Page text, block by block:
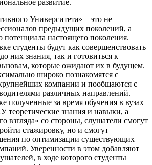
развитие.
Университета» – это не
предыдущих поколений, а
потенциала настоящего поколения.
студенты будут как совершенствовать
них знания, так и готовиться к
которые ожидают их в будущем.
широко познакомятся с
компании и пообщаются с
различных направлений.
полученные за время обучения в вузах
теоретические знания и навыки, а
взгляда» со стороны, слушатели смогут
стажировку, но и смогут
по оптимизации существующих
Уверенности в этом добавляют
в ходе которого студенты